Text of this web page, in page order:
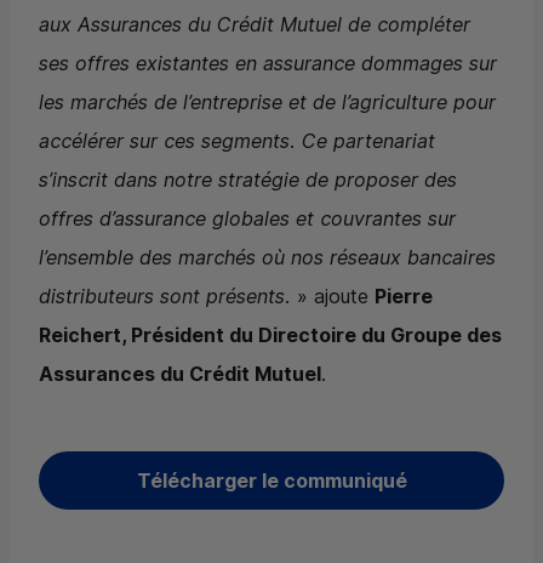
aux Assurances du Crédit Mutuel de compléter
ses offres existantes en assurance dommages sur
les marchés de l’entreprise et de l’agriculture pour
accélérer sur ces segments. Ce partenariat
s’inscrit dans notre stratégie de proposer des
offres d’assurance globales et couvrantes sur
l’ensemble des marchés où nos réseaux bancaires
distributeurs sont présents. » ajoute Pierre
Reichert, Président du Directoire du Groupe des
Assurances du Crédit Mutuel.
Télécharger le communiqué